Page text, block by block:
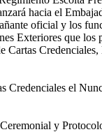
hacia el
oficial y los
Exteriores que los
Cartas
Credenciales el
y